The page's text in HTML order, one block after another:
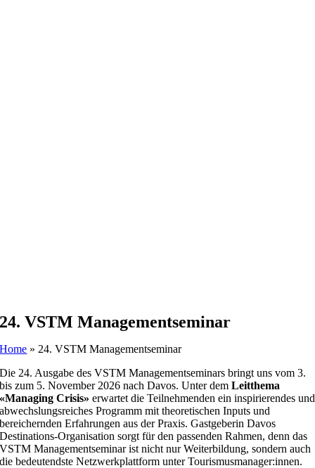
24. VSTM Managementseminar
Home » 24. VSTM Managementseminar
Die 24. Ausgabe des VSTM Managementseminars bringt uns vom 3.
bis zum 5. November 2026 nach Davos. Unter demLeitthema
«Managing Crisis» erwartet die Teilnehmenden ein inspirierendes und
abwechslungsreiches Programm mit theoretischen Inputs und
bereichernden Erfahrungen aus der Praxis. Gastgeberin Davos
Destinations-Organisation sorgt für den passenden Rahmen, denn das
VSTM Managementseminar ist nicht nur Weiterbildung, sondern auch
die bedeutendste Netzwerkplattform unter Tourismusmanager:innen.